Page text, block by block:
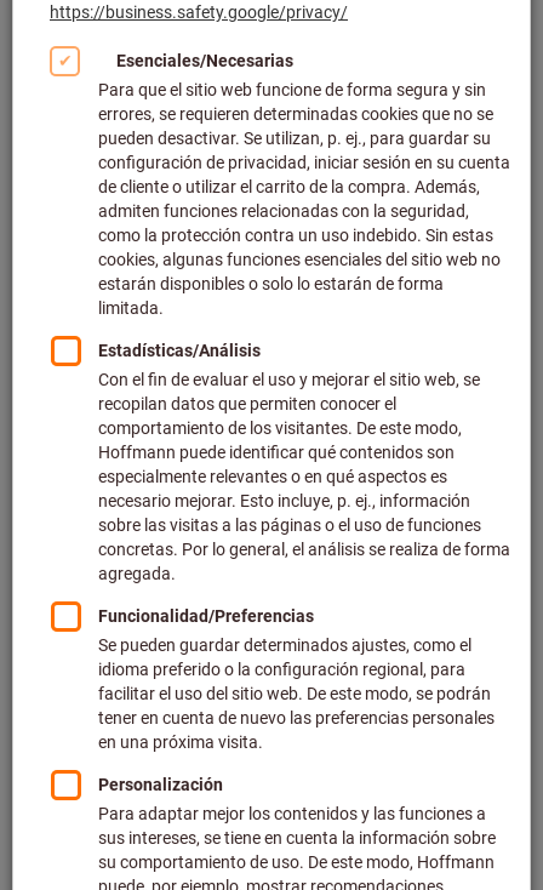
Haga clic para ampliar la imagen
Precio por 1 Unidad
más IVA en la tarifa actualGastos de envío no incluidos
Precios individuales para clientes empresariales después
iniciar sesión.
Cantidad